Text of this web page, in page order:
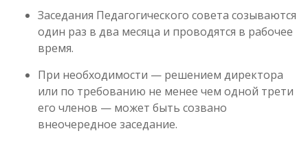
Заседания Педагогического совета созываются
один раз в два месяца и проводятся в рабочее
время.
При необходимости — решением директора
или по требованию не менее чем одной трети
его членов — может быть созвано
внеочередное заседание.